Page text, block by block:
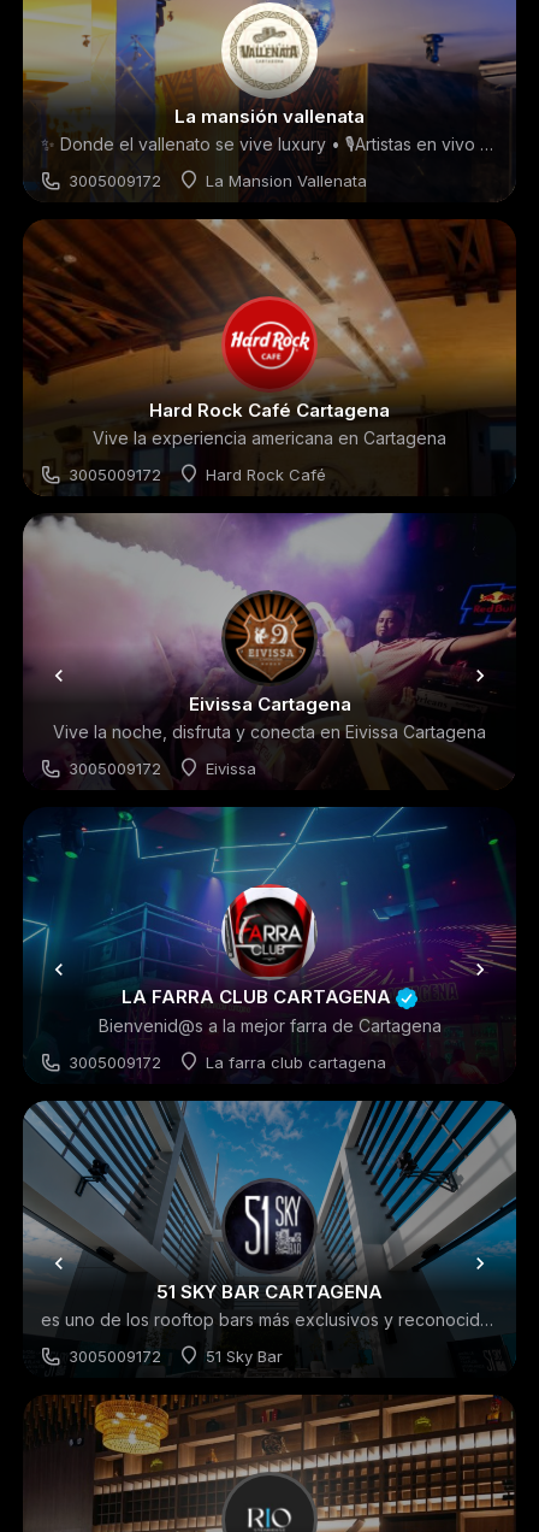
La mansión vallenata
✨ Donde el vallenato se vive luxury • 🎙️Artistas en vivo 🍾 Ambiente exclusivo
3005009172 La Mansion Vallenata
Discoteca
Hard Rock Café Cartagena
Vive la experiencia americana en Cartagena
3005009172 Hard Rock Café
Restaurantes
Eivissa Cartagena
Vive la noche, disfruta y conecta en Eivissa Cartagena
3005009172 Eivissa
Discoteca
LA FARRA CLUB CARTAGENA
Bienvenid@s a la mejor farra de Cartagena
3005009172 La farra club cartagena
Discoteca
51 SKY BAR CARTAGENA
es uno de los rooftop bars más exclusivos y reconocidos de Cartagena
3005009172 51 Sky Bar
ROOFTOPS